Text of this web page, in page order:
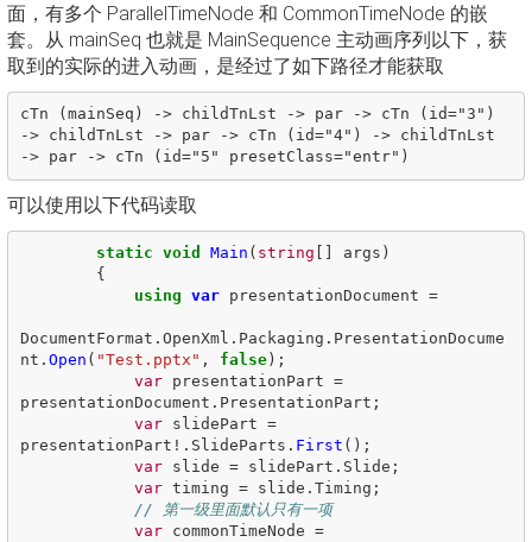
面，有多个 ParallelTimeNode 和 CommonTimeNode 的嵌
套。从 mainSeq 也就是 MainSequence 主动画序列以下，获
取到的实际的进入动画，是经过了如下路径才能获取
cTn (mainSeq) -> childTnLst -> par -> cTn (id="3")
-> childTnLst -> par -> cTn (id="4") -> childTnLst
可以使用以下代码读取
static void Main ( string args )
{
using var presentationDocument =
DocumentFormat . OpenXml . Packaging . PresentationDocume
nt . Open ( "Test.pptx" , false);
var
presentationPart =
presentationDocument . PresentationPart ;
var
slidePart =
presentationPart !. SlideParts . First ();
var
slide = slidePart . Slide ;
var timing = slide . Timing ;
// 第一级里面默认只有一项
var
commonTimeNode =